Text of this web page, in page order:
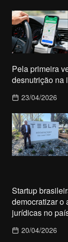
Pela primeira
desnutrição na
23/04/2026
Startup
democratizar o
jurídicas no
20/04/2026